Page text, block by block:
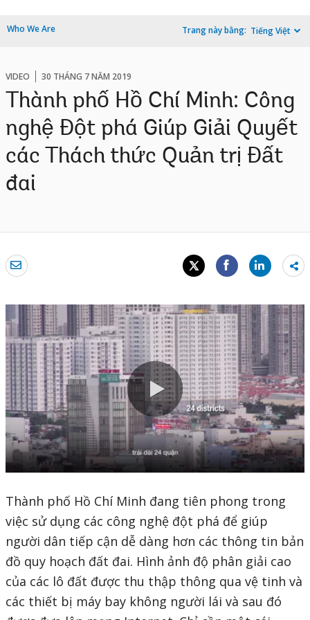
Who We Are Trang này bằng: Tiếng Việt
VIDEO 30 THÁNG 7 NĂM 2019
Thành phố Hồ Chí Minh: Công
nghệ Đột phá Giúp Giải Quyết
các Thách thức Quản trị Đất
đai
0:00 / 3:05
Thành phố Hồ Chí Minh đang tiên phong trong
việc sử dụng các công nghệ đột phá để giúp
người dân tiếp cận dễ dàng hơn các thông tin bản
đồ quy hoạch đất đai. Hình ảnh độ phân giải cao
của các lô đất được thu thập thông qua vệ tinh và
các thiết bị máy bay không người lái và sau đó